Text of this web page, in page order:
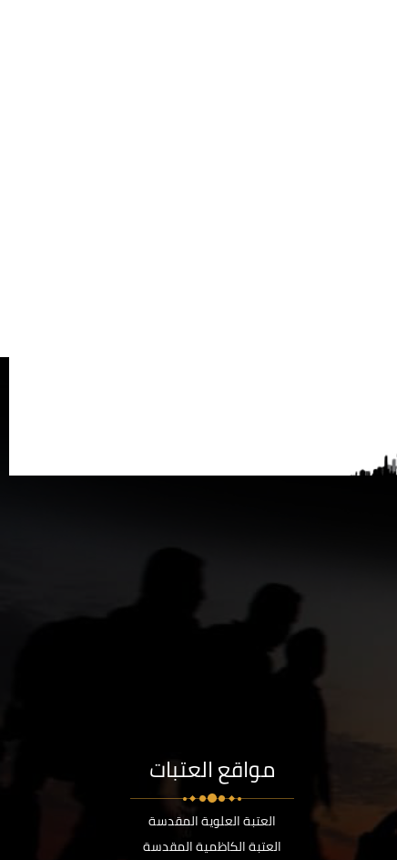
مواقع العتبات
العتبة العلوية المقدسة
العتبة الكاظمية المقدسة